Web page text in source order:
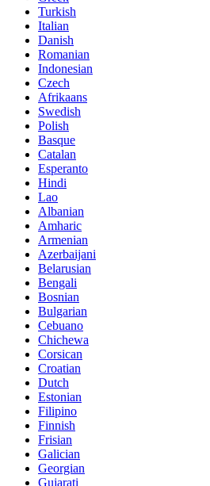
Turkish
Italian
Danish
Romanian
Indonesian
Czech
Afrikaans
Swedish
Polish
Basque
Catalan
Esperanto
Hindi
Lao
Albanian
Amharic
Armenian
Azerbaijani
Belarusian
Bengali
Bosnian
Bulgarian
Cebuano
Chichewa
Corsican
Croatian
Dutch
Estonian
Filipino
Finnish
Frisian
Galician
Georgian
Gujarati